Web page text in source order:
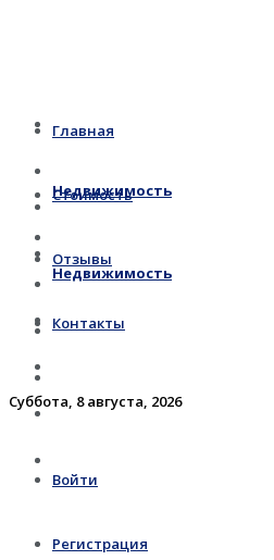
Главная
Стоимость
Отзывы
Контакты
Суббота, 8 августа, 2026
Войти
Регистрация
Недвижимость
Недвижимость